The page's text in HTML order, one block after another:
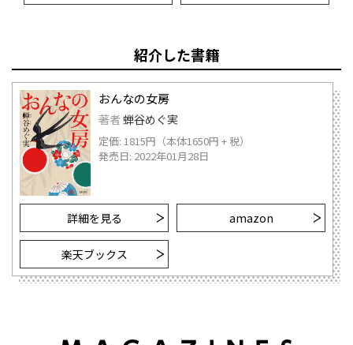
紹介した書籍
おんなの女房
著者 蝉谷めぐ実
定価: 1815円（本体1650円 + 税）
発売日: 2022年01月28日
詳細を見る amazon
楽天ブックス